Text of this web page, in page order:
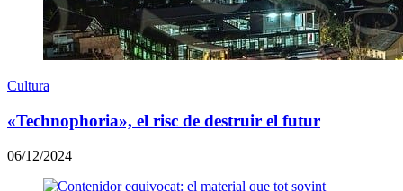
Cultura
«Technophoria», el risc de destruir el futur
06/12/2024